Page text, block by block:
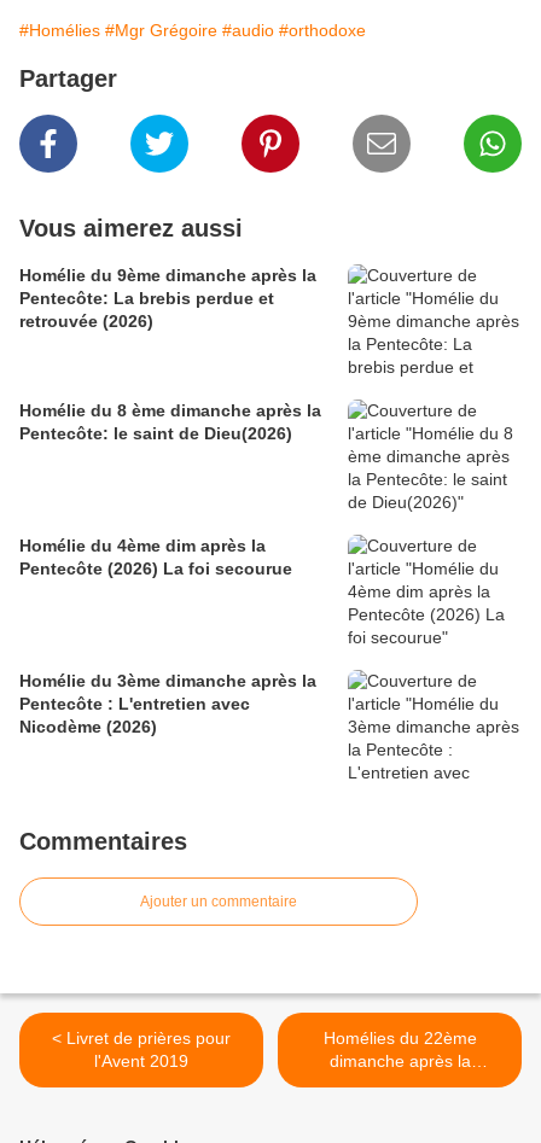
#Homélies #Mgr Grégoire #audio #orthodoxe
Partager
Vous aimerez aussi
Homélie du 9ème dimanche après la
Pentecôte: La brebis perdue et
retrouvée (2026)
Homélie du 8 ème dimanche après la
Pentecôte: le saint de Dieu(2026)
Homélie du 4ème dim après la
Pentecôte (2026) La foi secourue
Homélie du 3ème dimanche après la
Pentecôte : L'entretien avec
Nicodème (2026)
Commentaires
Ajouter un commentaire
< Livret de prières pour
l'Avent 2019
Homélies du 22ème
dimanche après la
Pentecôte: La fin des temps